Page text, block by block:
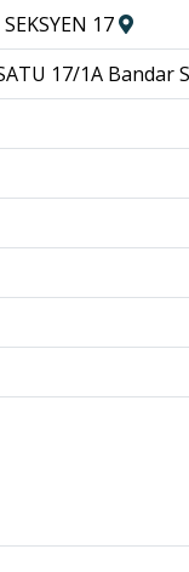
17
17/1A Bandar